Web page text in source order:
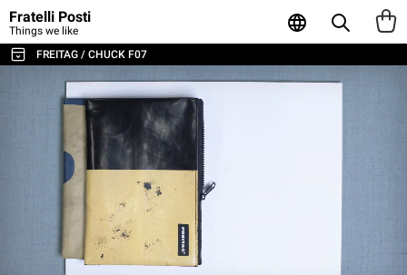
Fratelli Posti
Things we like
FREITAG / CHUCK F07
TUTTE LE BORSE E GLI ACCESSORI
BORSE A TRACOLLA E MESSENGER
ZAINI
SPORT E VIAGGI
BORSE PORTA LAPTOP
TOTE E SHOPPER